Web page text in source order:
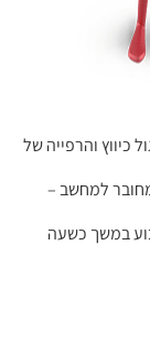
כיווץ והרפייה של
למחשב –